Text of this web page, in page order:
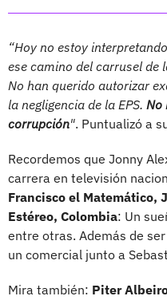
“Hoy no estoy
ese camino del carrusel de
No han querido autorizar
la negligencia de la EPS. No
corrupción". Puntualizó a
Recordemos que Jonny
carrera en televisión
Francisco el Matemático,
Estéreo, Colombia: Un
entre otras. Además de
un comercial junto a
Mira también: Piter